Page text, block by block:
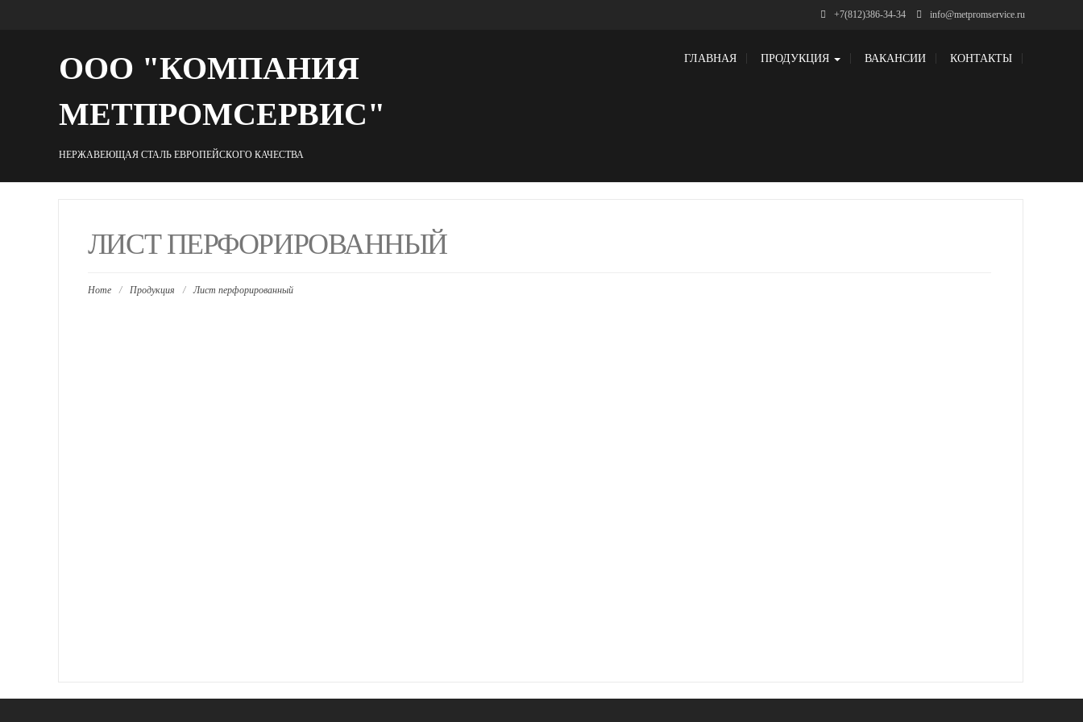
+7(812)386-34-34 info@metpromservice.ru
ООО "КОМПАНИЯ
МЕТПРОМСЕРВИС"
НЕРЖАВЕЮЩАЯ СТАЛЬ ЕВРОПЕЙСКОГО КАЧЕСТВА
ГЛАВНАЯ ПРОДУКЦИЯ ВАКАНСИИ КОНТАКТЫ
ЛИСТ ПЕРФОРИРОВАННЫЙ
Home / Продукция / Лист перфорированный